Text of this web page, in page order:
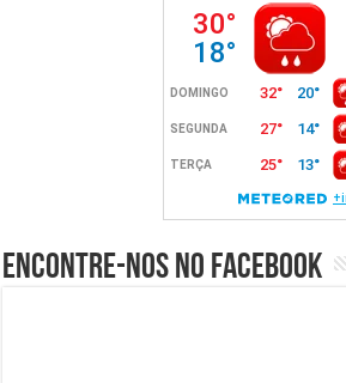
Encontre-nos no Facebook